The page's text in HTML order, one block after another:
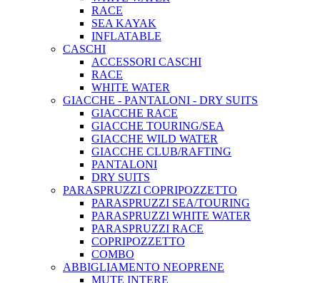
RACE
SEA KAYAK
INFLATABLE
CASCHI
ACCESSORI CASCHI
RACE
WHITE WATER
GIACCHE - PANTALONI - DRY SUITS
GIACCHE RACE
GIACCHE TOURING/SEA
GIACCHE WILD WATER
GIACCHE CLUB/RAFTING
PANTALONI
DRY SUITS
PARASPRUZZI COPRIPOZZETTO
PARASPRUZZI SEA/TOURING
PARASPRUZZI WHITE WATER
PARASPRUZZI RACE
COPRIPOZZETTO
COMBO
ABBIGLIAMENTO NEOPRENE
MUTE INTERE